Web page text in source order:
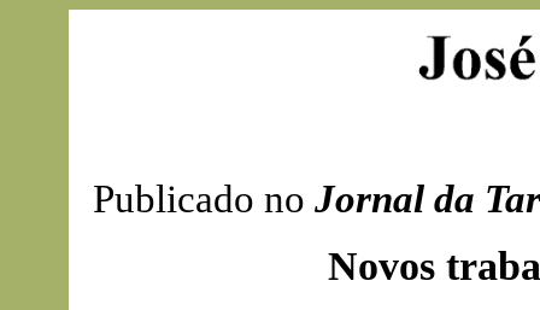
Publicado no Jornal da
Novos